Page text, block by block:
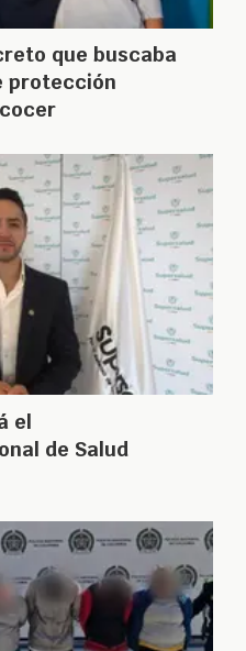
que buscaba
protección
el
de Salud